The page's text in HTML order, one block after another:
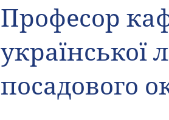
Професор
української
посадового